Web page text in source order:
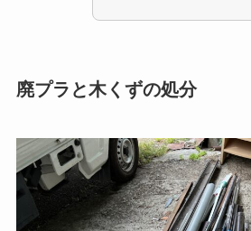
廃プラと木くずの処分